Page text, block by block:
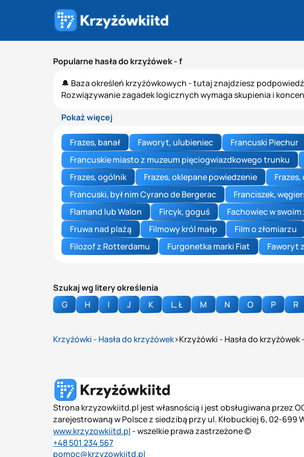
Popularne hasła do krzyżówek - f
🔔 Baza określeń krzyżówkowych - tutaj znajdziesz
Rozwiązywanie zagadek logicznych wymaga skupienia i
Pokaż więcej
Frazes, banał Faworyt, ulubieniec Francuski Piechur
Francuskie miasto z muzeum pięciogwiazdkowego trunku
Frazes, ogólnik
Frazes, oklepane powiedzenie
Francuski, był nim Cyrano de Bergerac
Franciszek,
Flamand lub Walon
Fircyk, goguś Fachowiec w
Fruwa nad plażą
Filmowy król małp Film o złomiarzu
Filozof z Rotterdamu
Furgonetka marki Fiat Faworyt
Szukaj wg litery określenia
G
H I J K L, Ł M N O P R
Krzyżówki - Hasła do krzyżówek Krzyżówki - Hasła do krzyżówek
Strona krzyzowkiitd.pl jest własnością i jest obsługiwana przez
zarejestrowaną w Polsce z siedzibą przy ul. Kłobuckiej 6, 02-699
www.krzyzowkiitd.pl - wszelkie prawa zastrzeżone ©
+48 501 234 567
pomoc@krzyzowkiitd.pl